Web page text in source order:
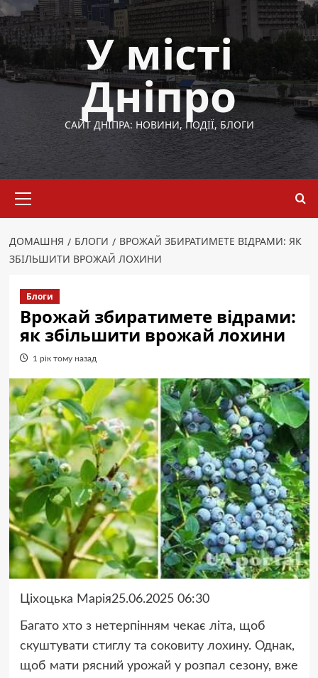
Перейти
до
вмісту
У місті
Дніпро
САЙТ ДНІПРА: НОВИНИ, ПОДІЇ, БЛОГИ
меню
ДОМАШНЯ БЛОГИ
ВРОЖАЙ ЗБИРАТИМЕТЕ ВІДРАМИ: ЯК
ЗБІЛЬШИТИ ВРОЖАЙ ЛОХИНИ
Блоги
Врожай збиратимете відрами:
як збільшити врожай лохини
1 рік тому назад
Ціхоцька Марія25.06.2025 06:30
Багато хто з нетерпінням чекає літа, щоб
скуштувати стиглу та соковиту лохину. Однак,
щоб мати рясний урожай у розпал сезону, вже